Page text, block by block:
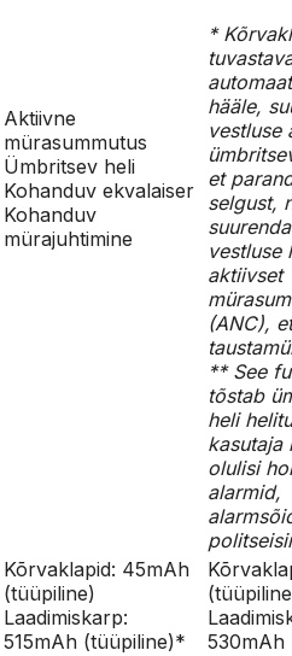
Aktiivne
mürasummutus
Ümbritsev heli
Kohanduv ekvalaiser
Kohanduv
mürajuhtimine
*
hääle,
vestluse
et
selgust,
vestluse
aktiivset
(ANC),
** See
tõstab
heli
kasutaja
olulisi
alarmid,
Kõrvaklapid: 45mAh
(tüüpiline)
Laadimiskarp:
515mAh (tüüpiline)*
530mAh